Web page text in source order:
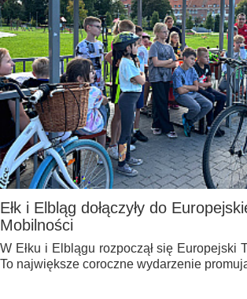
Ełk i Elbląg dołączyły do
Mobilności
W Ełku i Elblągu rozpoczął się Europejski
To największe coroczne wydarzenie